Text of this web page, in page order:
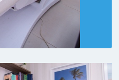
individualmente
Plástica individualmente
e carismático além de
certeza farei meu
..